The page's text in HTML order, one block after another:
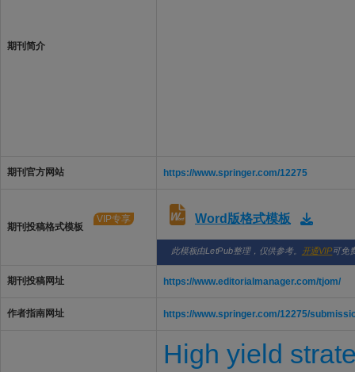
期刊简介
期刊官方网站 https://www.springer.com/12275
期刊投稿格式模板
VIP专享 Word版格式模板
此模板由LetPub整理，仅供参考。 开通VIP可免
期刊投稿网址 https://www.editorialmanager.com/tjom/
作者指南网址 https://www.springer.com/12275/
High yield